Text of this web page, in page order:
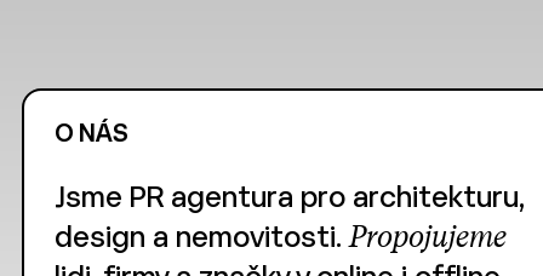
O NÁS
Jsme PR agentura pro architekturu,
design a nemovitosti.Propojujeme